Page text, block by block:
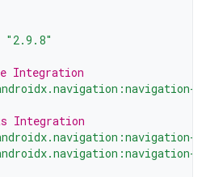
"2.9.8"
Integration
Integration